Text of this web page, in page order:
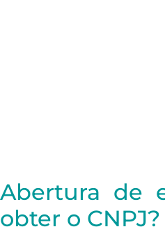
Abertura de
obter o CNPJ?